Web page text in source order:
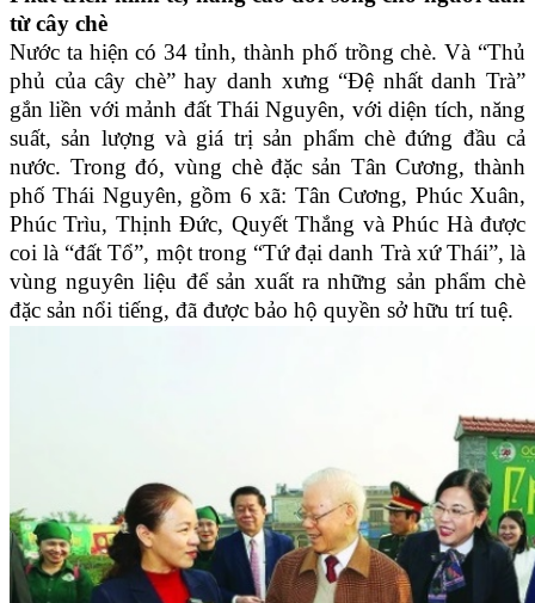
từ cây chè
Nước ta hiện có 34 tỉnh, thành phố trồng chè. Và “Thủ
phủ của cây chè” hay danh xưng “Đệ nhất danh Trà”
gắn liền với mảnh đất Thái Nguyên, với diện tích, năng
suất, sản lượng và giá trị sản phẩm chè đứng đầu cả
nước. Trong đó, vùng chè đặc sản Tân Cương, thành
phố Thái Nguyên, gồm 6 xã: Tân Cương, Phúc Xuân,
Phúc Trìu, Thịnh Đức, Quyết Thắng và Phúc Hà được
coi là “đất Tổ”, một trong “Tứ đại danh Trà xứ Thái”, là
vùng nguyên liệu để sản xuất ra những sản phẩm chè
đặc sản nổi tiếng, đã được bảo hộ quyền sở hữu trí tuệ.